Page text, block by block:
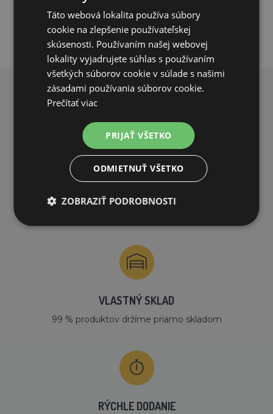
PREČO NAKUPOVAŤ U NÁS?
DOPRAVA ZDARMA
VLASTNÝ SKLAD
99 % produktov držíme priamo skladom
RÝCHLE DODANIE
Táto webová lokalita používa súbory
cookie na zlepšenie používateľskej
skúsenosti. Používaním našej webovej
lokality vyjadrujete súhlas s používaním
všetkých súborov cookie v súlade s našimi
zásadami používania súborov cookie.
Prečítať viac
PRIJAŤ VŠETKO
ODMIETNUŤ VŠETKO
ZOBRAZIŤ PODROBNOSTI